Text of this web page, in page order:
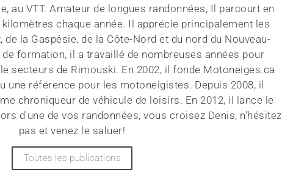
au VTT. Amateur de longues randonnées, Il parcourt en
chaque année. Il apprécie principalement les
de la Gaspésie, de la Côte-Nord et du nord du Nouveau-
formation, il a travaillé de nombreuses années pour
secteurs de Rimouski. En 2002, il fonde Motoneiges.ca
une référence pour les motoneigistes. Depuis 2008, il
chroniqueur de véhicule de loisirs. En 2012, il lance le
d'une de vos randonnées, vous croisez Denis, n'hésitez
pas et venez le saluer!
Toutes les publications